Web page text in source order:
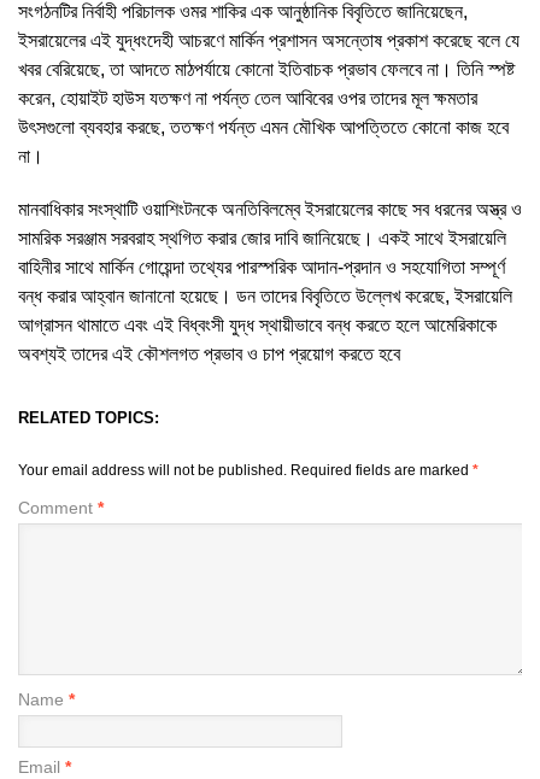
সংগঠনটির নির্বাহী পরিচালক ওমর শাকির এক আনুষ্ঠানিক বিবৃতিতে জানিয়েছেন,
ইসরায়েলের এই যুদ্ধংদেহী আচরণে মার্কিন প্রশাসন অসন্তোষ প্রকাশ করেছে বলে যে
খবর বেরিয়েছে, তা আদতে মাঠপর্যায়ে কোনো ইতিবাচক প্রভাব ফেলবে না। তিনি স্পষ্ট
করেন, হোয়াইট হাউস যতক্ষণ না পর্যন্ত তেল আবিবের ওপর তাদের মূল ক্ষমতার
উৎসগুলো ব্যবহার করছে, ততক্ষণ পর্যন্ত এমন মৌখিক আপত্তিতে কোনো কাজ হবে
না।
মানবাধিকার সংস্থাটি ওয়াশিংটনকে অনতিবিলম্বে ইসরায়েলের কাছে সব ধরনের অস্ত্র ও
সামরিক সরঞ্জাম সরবরাহ স্থগিত করার জোর দাবি জানিয়েছে। একই সাথে ইসরায়েলি
বাহিনীর সাথে মার্কিন গোয়েন্দা তথ্যের পারস্পরিক আদান-প্রদান ও সহযোগিতা সম্পূর্ণ
বন্ধ করার আহ্বান জানানো হয়েছে। ডন তাদের বিবৃতিতে উল্লেখ করেছে, ইসরায়েলি
আগ্রাসন থামাতে এবং এই বিধ্বংসী যুদ্ধ স্থায়ীভাবে বন্ধ করতে হলে আমেরিকাকে
অবশ্যই তাদের এই কৌশলগত প্রভাব ও চাপ প্রয়োগ করতে হবে
RELATED TOPICS:
Your email address will not be published. Required fields are marked *
Comment *
Name *
Email *